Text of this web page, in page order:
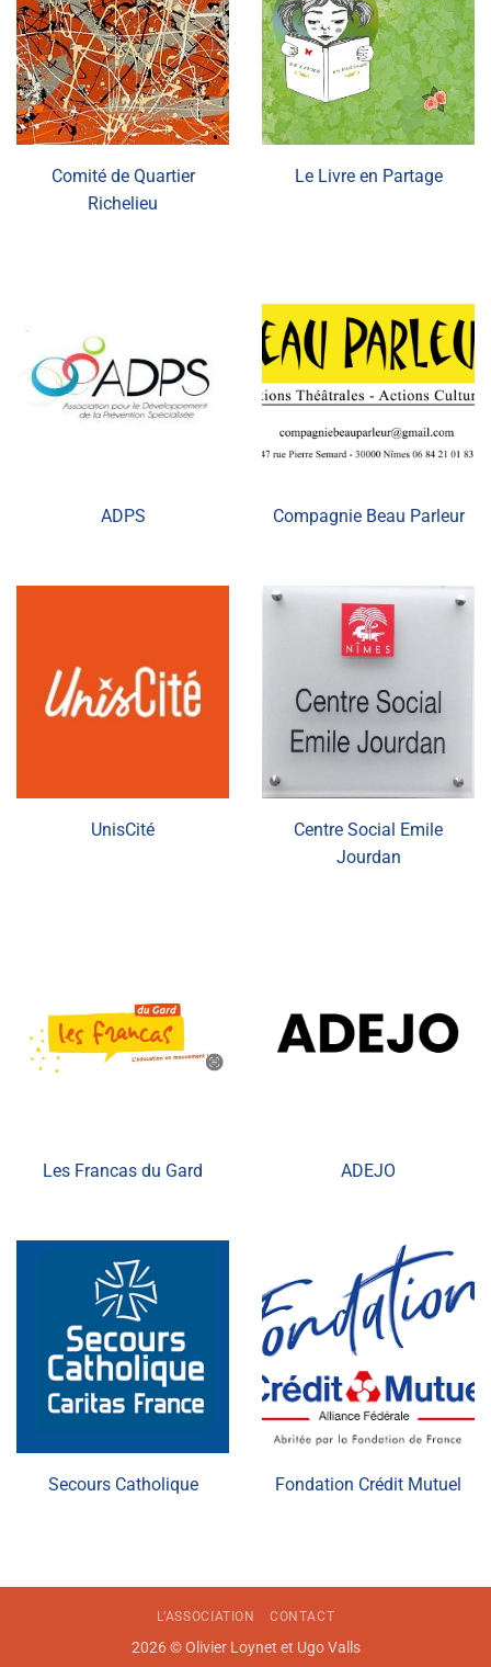
Comité de Quartier
Richelieu
Le Livre en Partage
ADPS Compagnie Beau Parleur
UnisCité
Centre Social Emile
Jourdan
Les Francas du Gard ADEJO
Secours Catholique Fondation Crédit Mutuel
L’ASSOCIATION CONTACT
2026 © Olivier Loynet et Ugo Valls